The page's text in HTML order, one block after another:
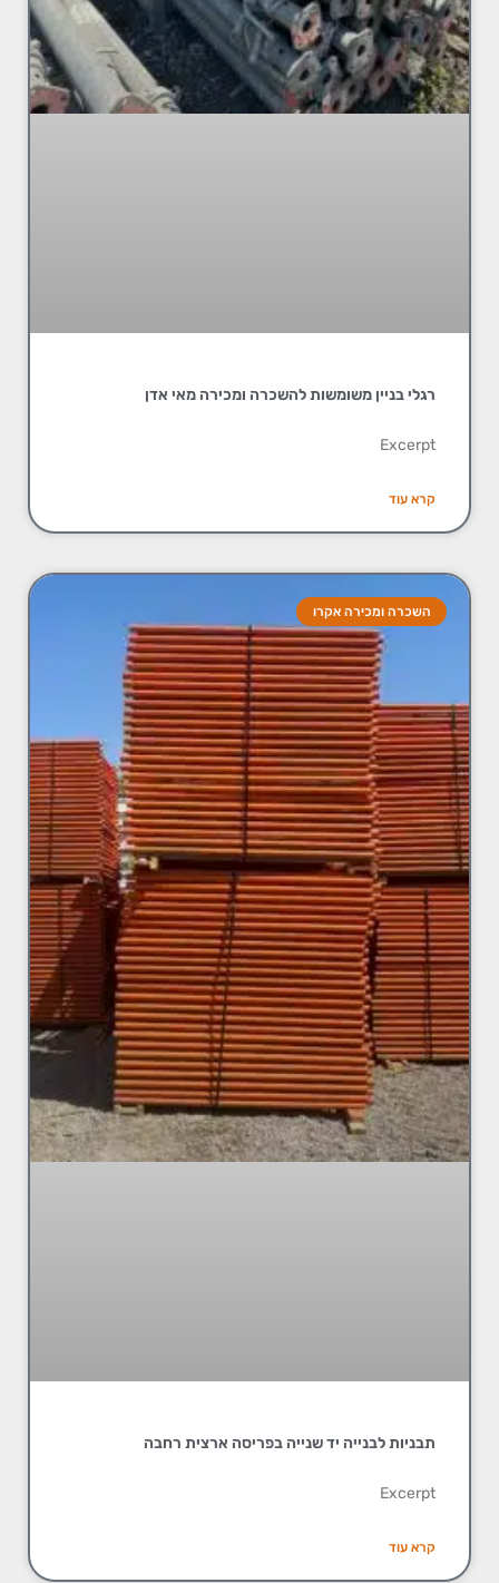
רגלי בניין משומשות להשכרה ומכירה מאי אדן
Excerpt
קרא עוד
השכרה ומכירה אקרו
תבניות לבנייה יד שנייה בפריסה ארצית רחבה
Excerpt
קרא עוד